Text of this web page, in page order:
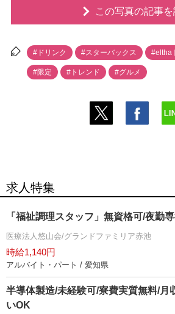
この写真の記事を
#ドリンク #スターバックス #eltha
#限定 #トレンド #グルメ
求人特集
「福祉調理スタッフ」無資格可/夜勤
医療法人悠山会/グランドファミリア赤池
時給1,140円
アルバイト・パート / 愛知県
半導体製造/未経験可/寮費実質無料/月
いOK